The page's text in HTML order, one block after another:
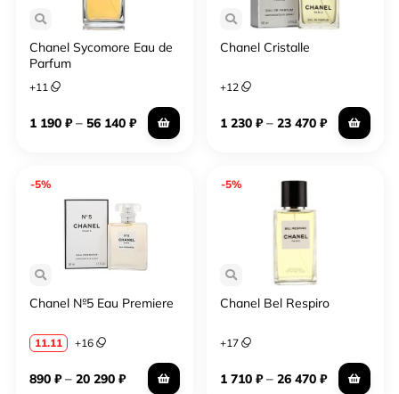
Chanel Sycomore Eau de
Parfum
+11
1 190 ₽– 56 140 ₽
Chanel Cristalle
+12
1 230 ₽– 23 470 ₽
-5%
Chanel №5 Eau Premiere
11.11 +16
890 ₽– 20 290 ₽
-5%
Chanel Bel Respiro
+17
1 710 ₽– 26 470 ₽